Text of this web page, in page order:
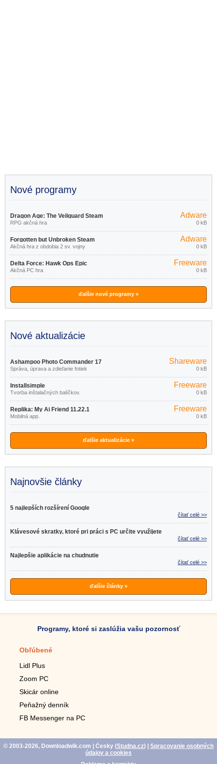
Nové programy
Dragon Age: The Veilguard Steam
RPG akčná hra
Adware
0 kB
Forgotten but Unbroken Steam
Akčná hra z obdobia 2 sv. vojny
Adware
0 kB
Delta Force: Hawk Ops Epic
Games Store
Akčná PC hra
Freeware
0 kB
ďalšie nové programy »
Nové aktualizácie
Ashampoo Photo Commander 17
18.0.2
Správa, úprava a zdieľanie fotiek
Shareware
0 kB
Installsimple
Tvorba inštalačných balíčkov.
Freeware
0 kB
Replika: My Ai Friend 11.22.1
Mobilná app.
Freeware
0 kB
ďalšie aktualizácie »
Najnovšie články
5 najlepších rozšírení Google
čítať celé >>
Klávesové skratky, ktoré pri práci s PC určite využijete
čítať celé >>
Najlepšie aplikácie na chudnutie
čítať celé >>
ďalšie články »
Programy, ktoré si zaslúžia vašu pozornosť
Obľúbené
Lidl Plus
Zoom PC
Skicár online
Peňažný denník
FB Messenger na PC
© 2003-2026, Downloadwik.com | Česky (Studna.cz)
Spracovanie osobných
údajov a cookies